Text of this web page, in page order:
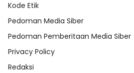
Kode Etik
Pedoman Media Siber
Pedoman Pemberitaan Media Siber
Privacy Policy
Redaksi